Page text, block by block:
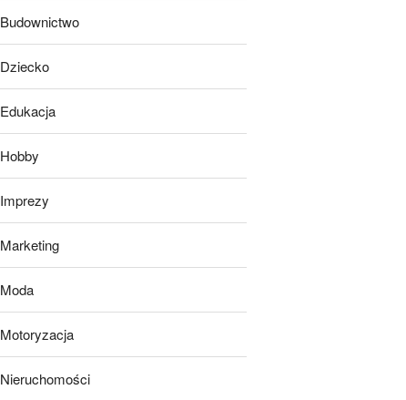
Budownictwo
Dziecko
Edukacja
Hobby
Imprezy
Marketing
Moda
Motoryzacja
Nieruchomości